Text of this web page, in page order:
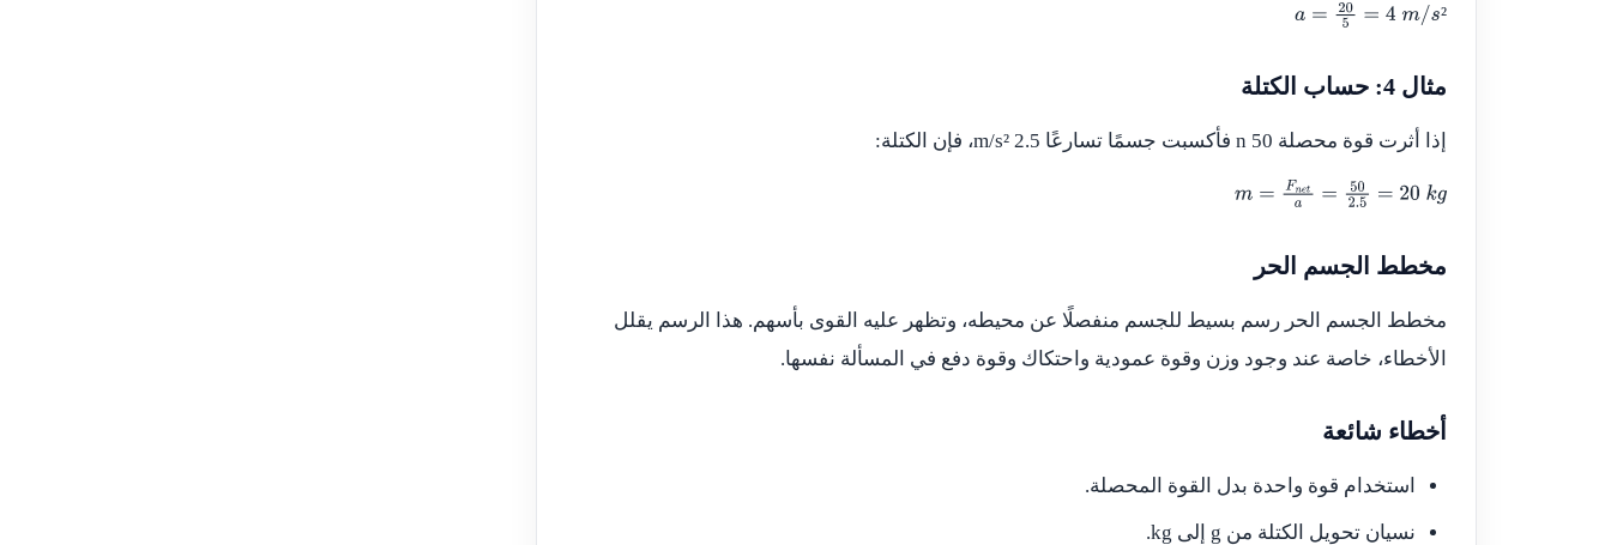
²
a=205= 4m/s ²
مثال 4: حساب الكتلة
إذا أثرت قوة محصلة 50 n فأكسبت جسمًا تسارعًا 2.5 m/s²، فإن الكتلة:
m=Fneta= 50 2.5=20kg
مخطط الجسم الحر
مخطط الجسم الحر رسم بسيط للجسم منفصلًا عن محيطه، وتظهر عليه القوى بأسهم. هذا الرسم يقلل
الأخطاء، خاصة عند وجود وزن وقوة عمودية واحتكاك وقوة دفع في المسألة نفسها.
أخطاء شائعة
استخدام قوة واحدة بدل القوة المحصلة.
نسيان تحويل الكتلة من g إلى kg.